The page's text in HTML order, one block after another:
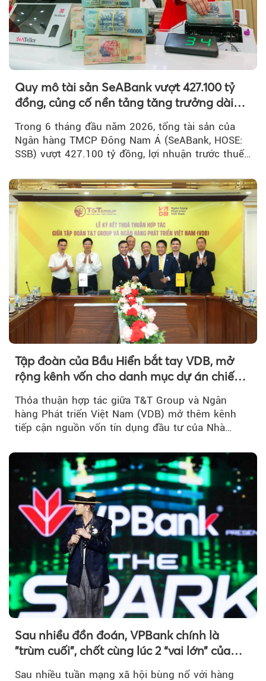
Quy mô tài sản SeABank vượt 427.100 tỷ
đồng, củng cố nền tảng tăng trưởng dài
Trong 6 tháng đầu năm 2026, tổng tài sản của
Ngân hàng TMCP Đông Nam Á (SeABank, HOSE:
SSB) vượt 427.100 tỷ đồng, lợi nhuận trước thuế
Tập đoàn của Bầu Hiển bắt tay VDB, mở
rộng kênh vốn cho danh mục dự án chiến
Thỏa thuận hợp tác giữa T&T Group và Ngân
hàng Phát triển Việt Nam (VDB) mở thêm kênh
tiếp cận nguồn vốn tín dụng đầu tư của Nhà
Sau nhiều đồn đoán, VPBank chính là
"trùm cuối", chốt cùng lúc 2 “vai lớn” của
BIGBANG World Tour tại Việt Nam
Sau nhiều tuần mạng xã hội bùng nổ với hàng